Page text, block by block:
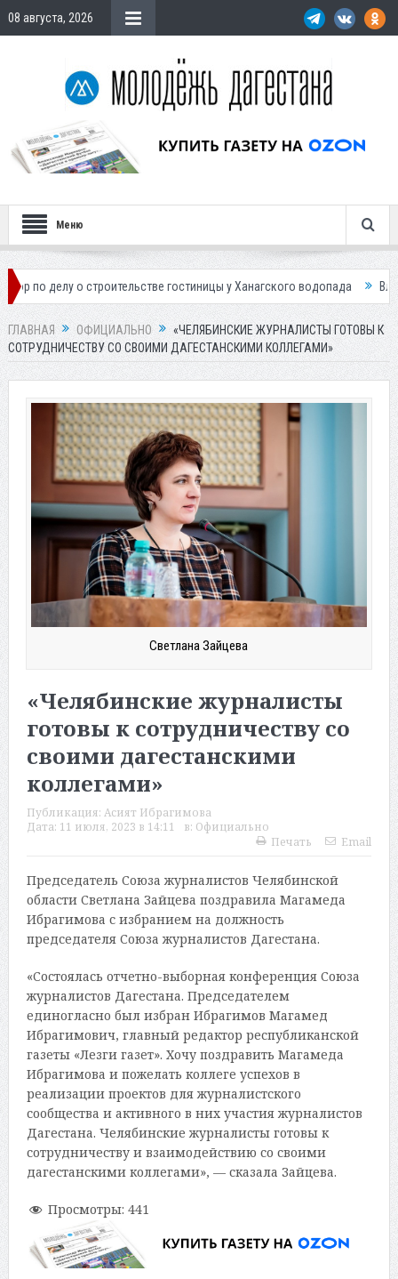
08 августа, 2026
Меню
о строительстве гостиницы у Ханагского водопада Власти
ГЛАВНАЯ ОФИЦИАЛЬНО
«ЧЕЛЯБИНСКИЕ ЖУРНАЛИСТЫ ГОТОВЫ К
СОТРУДНИЧЕСТВУ СО СВОИМИ ДАГЕСТАНСКИМИ КОЛЛЕГАМИ»
Светлана Зайцева
«Челябинские журналисты
готовы к сотрудничеству со
своими дагестанскими
коллегами»
Публикация: Асият Ибрагимова
Дата: 11 июля, 2023 в 14:11 в: Официально
Печать
Email
Председатель Союза журналистов Челябинской
области Светлана Зайцева поздравила Магамеда
Ибрагимова с избранием на должность
председателя Союза журналистов Дагестана.
«Состоялась отчетно-выборная конференция Союза
журналистов Дагестана. Председателем
единогласно был избран Ибрагимов Магамед
Ибрагимович, главный редактор республиканской
газеты «Лезги газет». Хочу поздравить Магамеда
Ибрагимова и пожелать коллеге успехов в
реализации проектов для журналистского
сообщества и активного в них участия журналистов
Дагестана. Челябинские журналисты готовы к
сотрудничеству и взаимодействию со своими
дагестанскими коллегами», — сказала Зайцева.
Просмотры: 441